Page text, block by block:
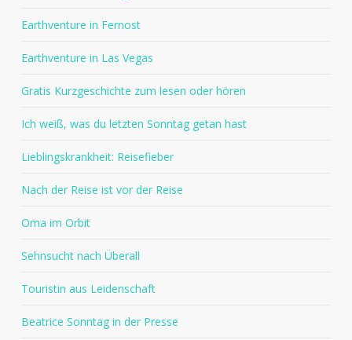
Earthventure in Fernost
Earthventure in Las Vegas
Gratis Kurzgeschichte zum lesen oder hören
Ich weiß, was du letzten Sonntag getan hast
Lieblingskrankheit: Reisefieber
Nach der Reise ist vor der Reise
Oma im Orbit
Sehnsucht nach Überall
Touristin aus Leidenschaft
Beatrice Sonntag in der Presse